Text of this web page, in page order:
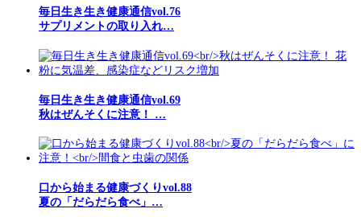
毎日生き生き健康通信vol.76
サプリメントの取り入れ…
毎日生き生き健康通信vol.69
秋はぜんそくに注意！ …
口から始まる健康づくりvol.88
夏の「だらだら食べ」…